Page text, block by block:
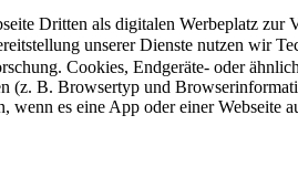
Dritten als digitalen Werbeplatz zur
unserer Dienste nutzen wir
Cookies, Endgeräte- oder
B. Browsertyp und
es eine App oder einer Webseite